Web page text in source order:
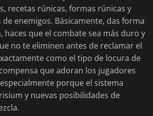
recetas rúnicas, formas rúnicas y
enemigos. Básicamente, das forma
haces que el combate sea más duro y
no te eliminen antes de reclamar el
como el tipo de locura de
que adoran los jugadores
porque el sistema
y nuevas posibilidades de